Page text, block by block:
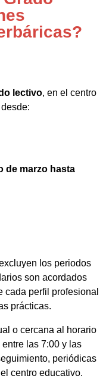
lectivo, en el centro
de marzo hasta
los periodos
son acordados
cada perfil profesional
prácticas.
o cercana al horario
las 7:00 y las
periódicas
centro educativo.